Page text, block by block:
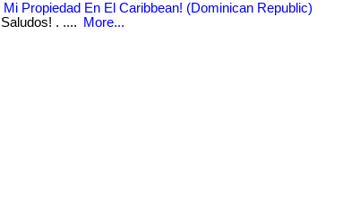
Mi Propiedad En El Caribbean! (Dominican Republic)
Saludos! . ....
More...